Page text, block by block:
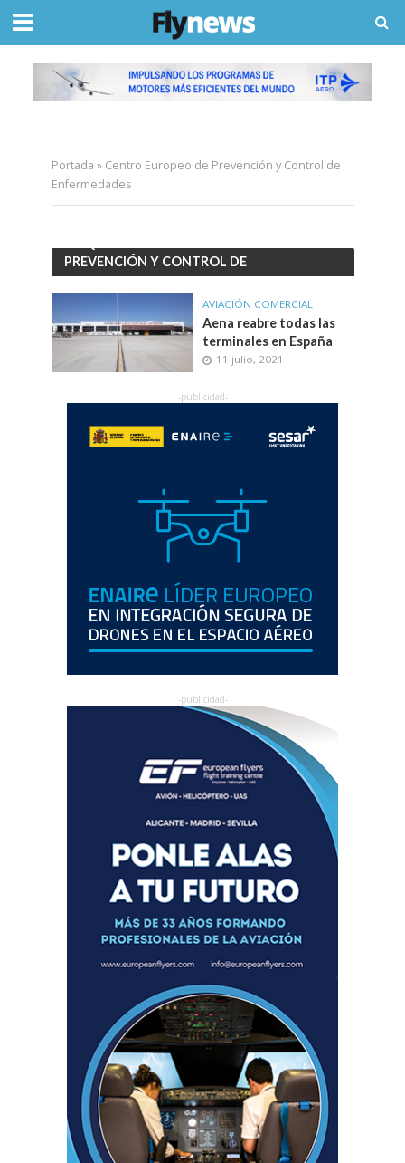
Portada » Centro Europeo de Prevención y Control de
Enfermedades
PREVENCIÓN Y CONTROL DE
ENFERMEDADES
AVIACIÓN COMERCIAL
Aena reabre todas las
terminales en España
11 julio, 2021